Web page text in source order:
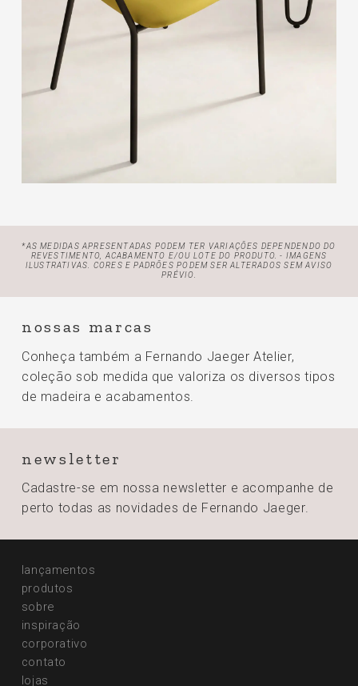
*AS MEDIDAS APRESENTADAS PODEM TER VARIAÇÕES DEPENDENDO DO
REVESTIMENTO, ACABAMENTO E/OU LOTE DO PRODUTO. - IMAGENS
ILUSTRATIVAS. CORES E PADRÕES PODEM SER ALTERADOS SEM AVISO
PRÉVIO.
nossas marcas
Conheça também a Fernando Jaeger Atelier,
coleção sob medida que valoriza os diversos tipos
de madeira e acabamentos.
newsletter
Cadastre-se em nossa newsletter e acompanhe de
perto todas as novidades de Fernando Jaeger.
lançamentos
produtos
sobre
inspiração
corporativo
contato
lojas